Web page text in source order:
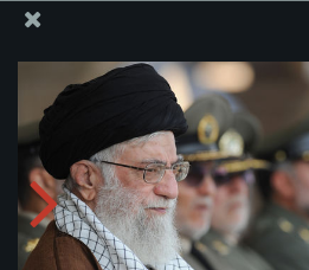
La remise de diplômes aux
militaires